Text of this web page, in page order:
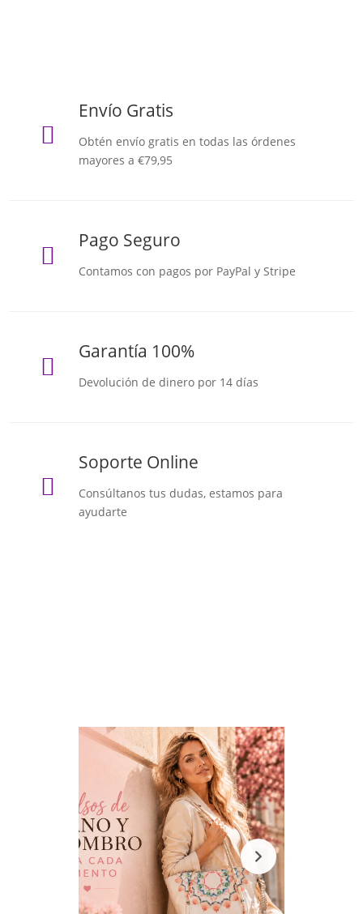

Envío Gratis
Obtén envío gratis en todas las órdenes
mayores a €79,95

Pago Seguro
Contamos con pagos por PayPal y Stripe

Garantía 100%
Devolución de dinero por 14 días

Soporte Online
Consúltanos tus dudas, estamos para
ayudarte